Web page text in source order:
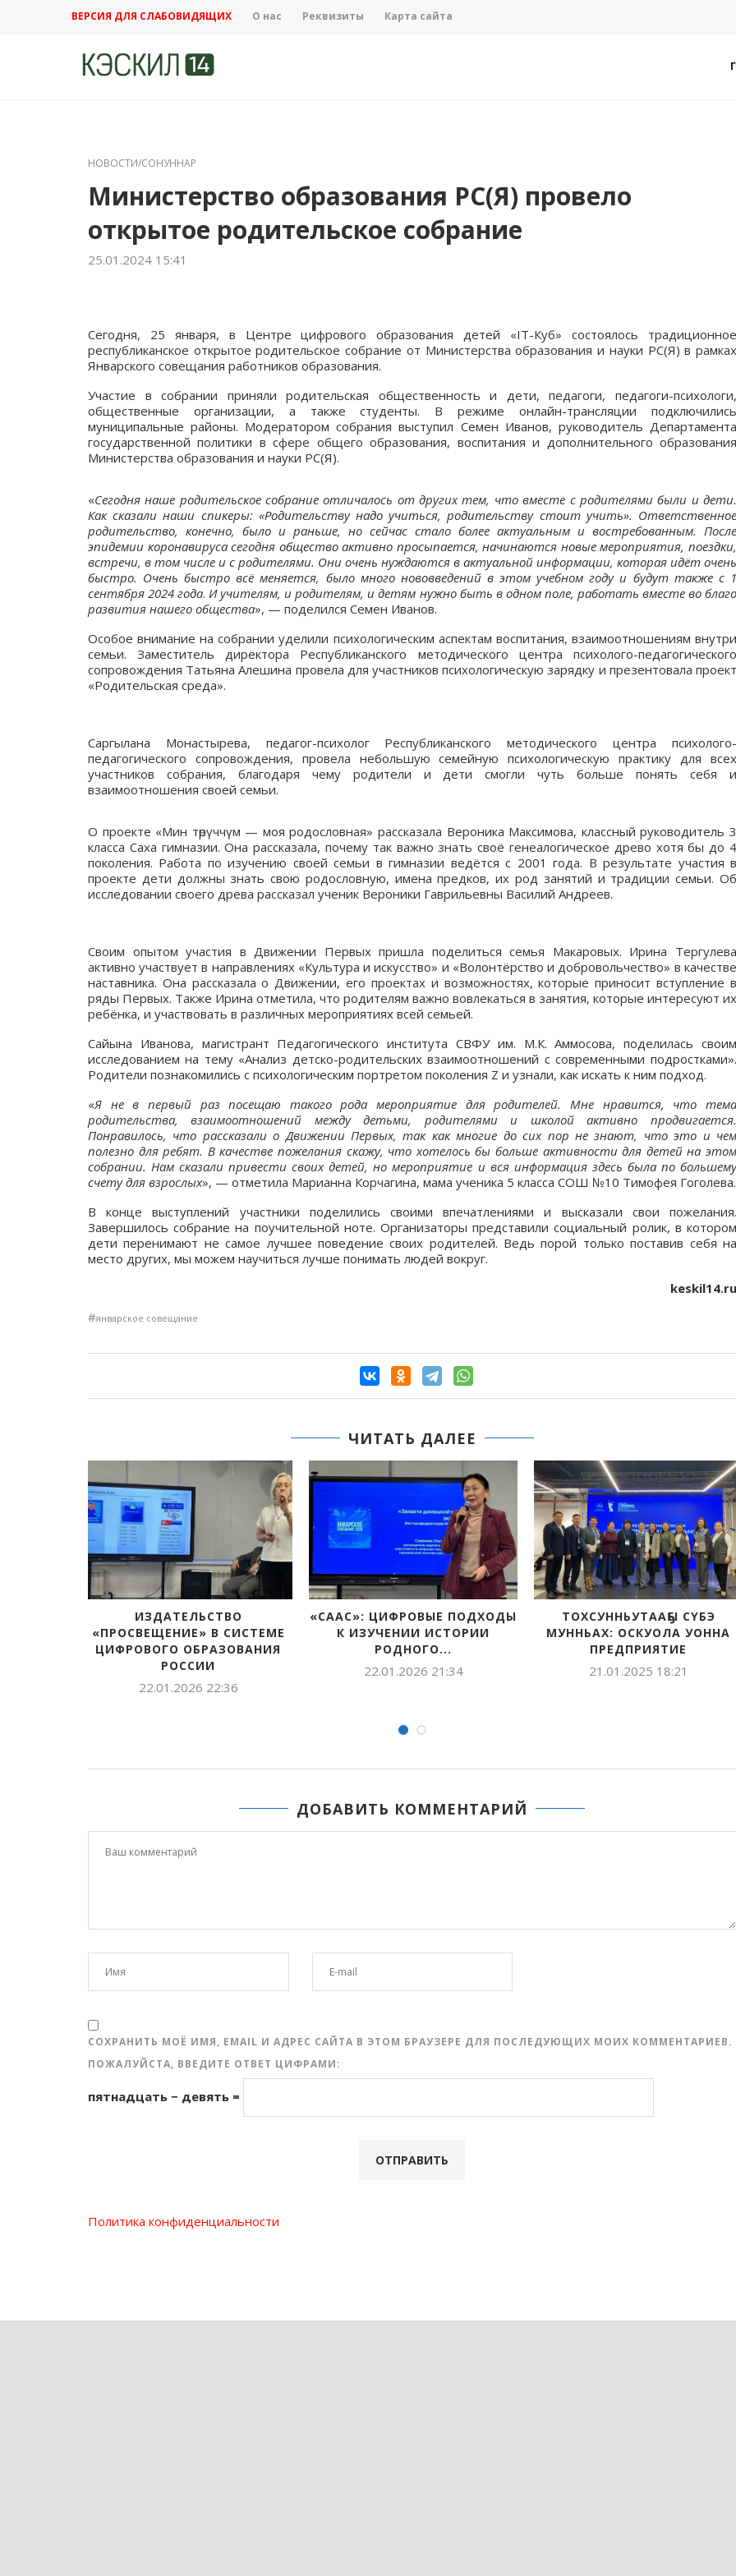
ВЕРСИЯ ДЛЯ СЛАБОВИДЯЩИХ О нас Реквизиты Карта сайта
НОВОСТИ/СОНУННАР
Министерство образования РС(Я) провело
открытое родительское собрание
25.01.2024 15:41
Сегодня, 25 января, в Центре цифрового образования детей «IT-Куб» состоялось традиционное
республиканское открытое родительское собрание от Министерства образования и науки РС(Я) в рамках
Январского совещания работников образования.
Участие в собрании приняли родительская общественность и дети, педагоги, педагоги-психологи,
общественные организации, а также студенты. В режиме онлайн-трансляции подключились
муниципальные районы. Модератором собрания выступил Семен Иванов, руководитель Департамента
государственной политики в сфере общего образования, воспитания и дополнительного образования
Министерства образования и науки РС(Я).
«Сегодня наше родительское собрание отличалось от других тем, что вместе с родителями были и дети.
Как сказали наши спикеры: «Родительству надо учиться, родительству стоит учить». Ответственное
родительство, конечно, было и раньше, но сейчас стало более актуальным и востребованным. После
эпидемии коронавируса сегодня общество активно просыпается, начинаются новые мероприятия, поездки,
встречи, в том числе и с родителями. Они очень нуждаются в актуальной информации, которая идёт очень
быстро. Очень быстро всё меняется, было много нововведений в этом учебном году и будут также с 1
сентября 2024 года.И учителям, и родителям, и детям нужно быть в одном поле, работать вместе во благо
развития нашего общества», — поделился Семен Иванов.
Особое внимание на собрании уделили психологическим аспектам воспитания, взаимоотношениям внутри
семьи. Заместитель директора Республиканского методического центра психолого-педагогического
сопровождения Татьяна Алешина провела для участников психологическую зарядку и презентовала проект
«Родительская среда».
Саргылана Монастырева, педагог-психолог Республиканского методического центра психолого-
педагогического сопровождения, провела небольшую семейную психологическую практику для всех
участников собрания, благодаря чему родители и дети смогли чуть больше понять себя и
взаимоотношения своей семьи.
О проекте «Мин төрүччүм — моя родословная» рассказала Вероника Максимова, классный руководитель 3
класса Саха гимназии. Она рассказала, почему так важно знать своё генеалогическое древо хотя бы до 4
поколения. Работа по изучению своей семьи в гимназии ведётся с 2001 года. В результате участия в
проекте дети должны знать свою родословную, имена предков, их род занятий и традиции семьи. Об
исследовании своего древа рассказал ученик Вероники Гаврильевны Василий Андреев.
Своим опытом участия в Движении Первых пришла поделиться семья Макаровых. Ирина Тергулева
активно участвует в направлениях «Культура и искусство» и «Волонтёрство и добровольчество» в качестве
наставника. Она рассказала о Движении, его проектах и возможностях, которые приносит вступление в
ряды Первых. Также Ирина отметила, что родителям важно вовлекаться в занятия, которые интересуют их
ребёнка, и участвовать в различных мероприятиях всей семьей.
Сайына Иванова, магистрант Педагогического института СВФУ им. М.К. Аммосова, поделилась своим
исследованием на тему «Анализ детско-родительских взаимоотношений с современными подростками».
Родители познакомились с психологическим портретом поколения Z и узнали, как искать к ним подход.
«Я не в первый раз посещаю такого рода мероприятие для родителей. Мне нравится, что тема
родительства, взаимоотношений между детьми, родителями и школой активно продвигается.
Понравилось, что рассказали о Движении Первых, так как многие до сих пор не знают, что это и чем
полезно для ребят. В качестве пожелания скажу, что хотелось бы больше активности для детей на этом
собрании. Нам сказали привести своих детей, но мероприятие и вся информация здесь была по большему
счету для взрослых», — отметила Марианна Корчагина, мама ученика 5 класса СОШ №10 Тимофея Гоголева.
В конце выступлений участники поделились своими впечатлениями и высказали свои пожелания.
Завершилось собрание на поучительной ноте. Организаторы представили социальный ролик, в котором
дети перенимают не самое лучшее поведение своих родителей. Ведь порой только поставив себя на
место других, мы можем научиться лучше понимать людей вокруг.
keskil14.ru
#январское совещание
ЧИТАТЬ ДАЛЕЕ
ТОХСУННЬУТААҔЫ СҮБЭ
МУННЬАХ: ОСКУОЛА УОННА
ПРЕДПРИЯТИЕ
21.01.2025 18:21
НА ЯНВАРСКОМ СОВЕЩАНИИ
ПЕДАГОГОВ ОБСУДИЛИ
ПЕРСПЕКТИВЫ РАЗВИТИЯ...
26.01.2024 20:02
СТЕПАН СТЕПАНОВ:
«ИНФОРМАЦИОННАЯ
БЕЗОПАСНОСТЬ В
ОБРАЗОВАТЕЛЬНЫХ
В
ДОБАВИТЬ КОММЕНТАРИЙ
СОХРАНИТЬ МОЁ ИМЯ, EMAIL И АДРЕС САЙТА В ЭТОМ БРАУЗЕРЕ ДЛЯ ПОСЛЕДУЮЩИХ МОИХ КОММЕНТАРИЕВ.
ПОЖАЛУЙСТА, ВВЕДИТЕ ОТВЕТ ЦИФРАМИ:
пятнадцать − девять =
Политика конфиденциальности